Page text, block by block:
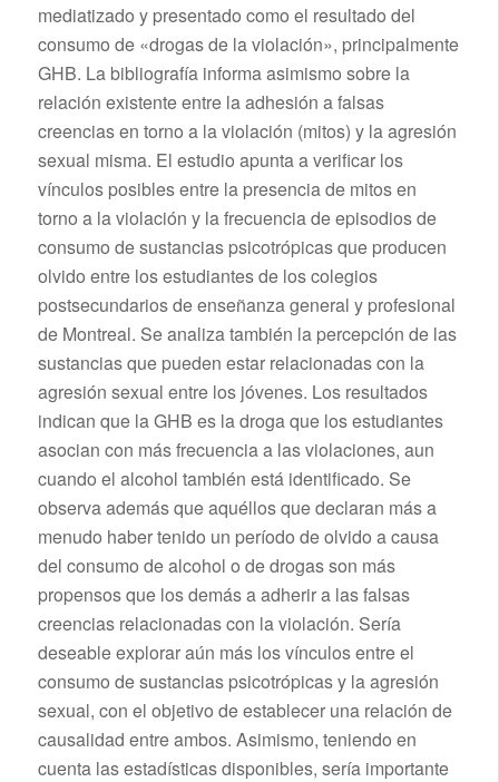
mediatizado y presentado como el resultado del
consumo de «drogas de la violación», principalmente
GHB. La bibliografía informa asimismo sobre la
relación existente entre la adhesión a falsas
creencias en torno a la violación (mitos) y la agresión
sexual misma. El estudio apunta a verificar los
vínculos posibles entre la presencia de mitos en
torno a la violación y la frecuencia de episodios de
consumo de sustancias psicotrópicas que producen
olvido entre los estudiantes de los colegios
postsecundarios de enseñanza general y profesional
de Montreal. Se analiza también la percepción de las
sustancias que pueden estar relacionadas con la
agresión sexual entre los jóvenes. Los resultados
indican que la GHB es la droga que los estudiantes
asocian con más frecuencia a las violaciones, aun
cuando el alcohol también está identificado. Se
observa además que aquéllos que declaran más a
menudo haber tenido un período de olvido a causa
del consumo de alcohol o de drogas son más
propensos que los demás a adherir a las falsas
creencias relacionadas con la violación. Sería
deseable explorar aún más los vínculos entre el
consumo de sustancias psicotrópicas y la agresión
sexual, con el objetivo de establecer una relación de
causalidad entre ambos. Asimismo, teniendo en
cuenta las estadísticas disponibles, sería importante